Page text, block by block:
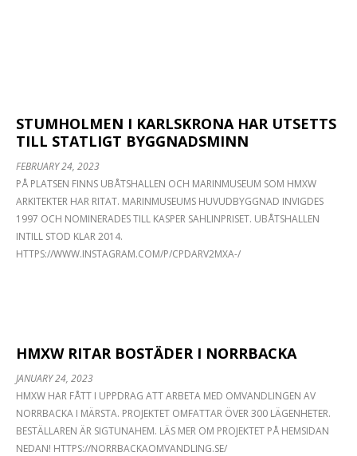
STUMHOLMEN I KARLSKRONA HAR UTSETTS
TILL STATLIGT BYGGNADSMINN
FEBRUARY 24, 2023
PÅ PLATSEN FINNS UBÅTSHALLEN OCH MARINMUSEUM SOM HMXW
ARKITEKTER HAR RITAT. MARINMUSEUMS HUVUDBYGGNAD INVIGDES
1997 OCH NOMINERADES TILL KASPER SAHLINPRISET. UBÅTSHALLEN
INTILL STOD KLAR 2014.
HTTPS://WWW.INSTAGRAM.COM/P/CPDARV2MXA-/
HMXW RITAR BOSTÄDER I NORRBACKA
JANUARY 24, 2023
HMXW HAR FÅTT I UPPDRAG ATT ARBETA MED OMVANDLINGEN AV
NORRBACKA I MÄRSTA. PROJEKTET OMFATTAR ÖVER 300 LÄGENHETER.
BESTÄLLAREN ÄR SIGTUNAHEM. LÄS MER OM PROJEKTET PÅ HEMSIDAN
NEDAN! HTTPS://NORRBACKAOMVANDLING.SE/